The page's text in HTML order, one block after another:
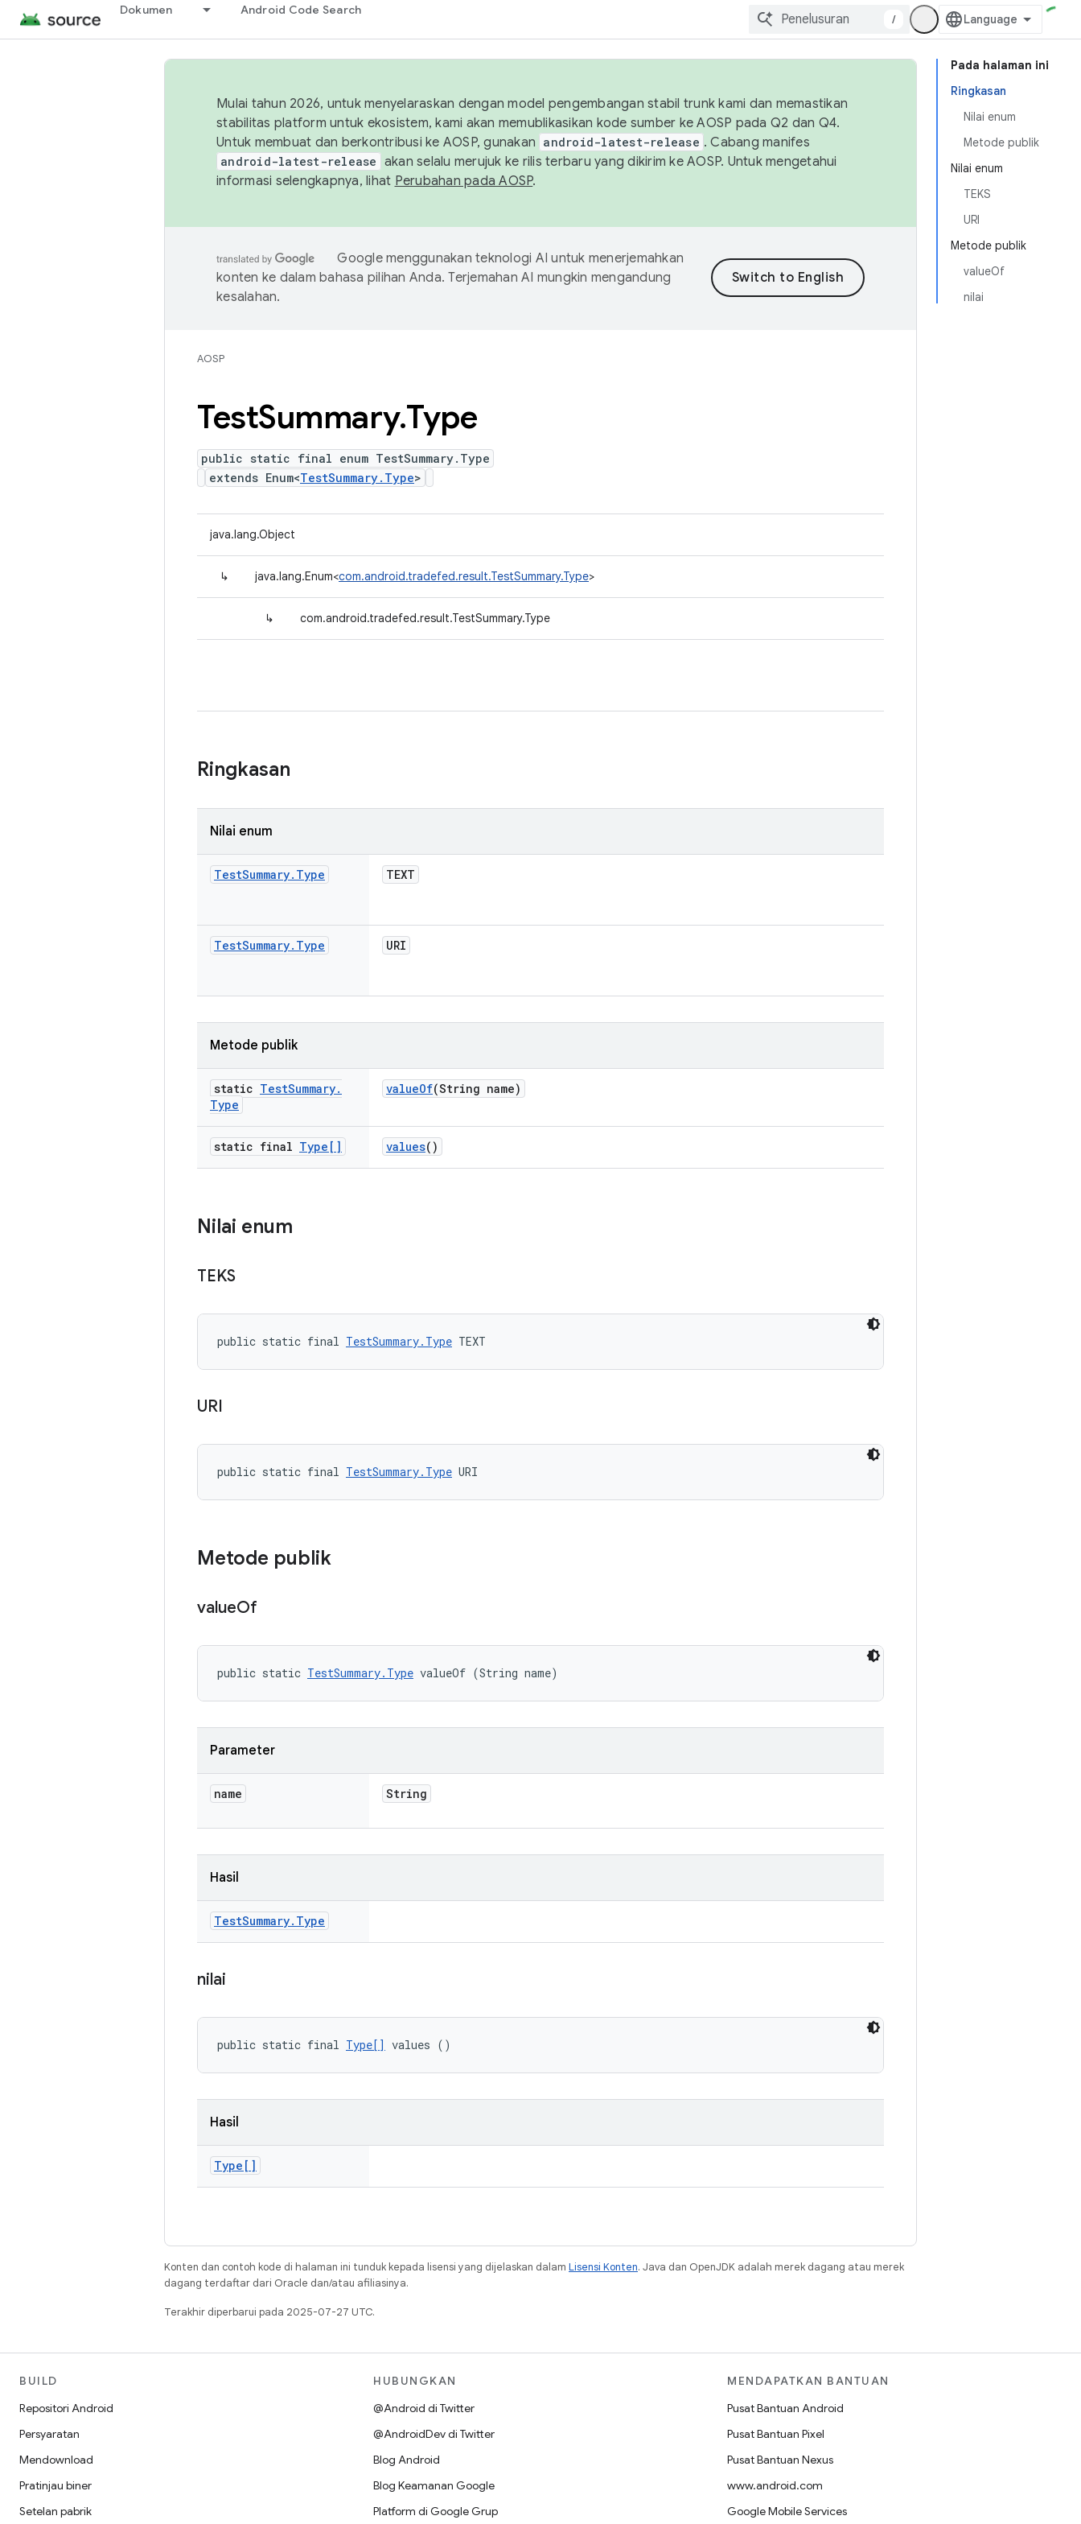
Dokumen Android Code Search
/
Pada halaman ini
Ringkasan
Nilai enum
Metode publik
Nilai enum
TEKS
URI
Metode publik
valueOf
nilai
Mulai tahun 2026, untuk menyelaraskan dengan model pengembangan stabil trunk kami dan memastikan
stabilitas platform untuk ekosistem, kami akan memublikasikan kode sumber ke AOSP pada Q2 dan Q4.
Untuk membuat dan berkontribusi ke AOSP, gunakan android-latest-release . Cabang manifes
android-latest-release akan selalu merujuk ke rilis terbaru yang dikirim ke AOSP. Untuk mengetahui
informasi selengkapnya, lihat Perubahan pada AOSP.
Google menggunakan teknologi AI untuk menerjemahkan
konten ke dalam bahasa pilihan Anda. Terjemahan AI mungkin mengandung
kesalahan.
AOSP
TestSummary.Type
public static final enum TestSummary.Type
extends Enum<TestSummary.Type>
java.lang.Object
↳ java.lang.Enum<com.android.tradefed.result.TestSummary.Type>
↳ com.android.tradefed.result.TestSummary.Type
Ringkasan
Nilai enum
TestSummary. Type TEXT
TestSummary. Type URI
Metode publik
static TestSummary.
Type
valueOf(String name)
static final Type[] values()
Nilai enum
TEKS
public static final TestSummary.Type TEXT
URI
public static final TestSummary.Type URI
Metode publik
valueOf
public static TestSummary.Type valueOf (String name)
Parameter
name String
Hasil
TestSummary. Type
nilai
public static final Type[] values ()
Hasil
Type[]
Konten dan contoh kode di halaman ini tunduk kepada lisensi yang dijelaskan dalam Lisensi Konten. Java dan OpenJDK adalah merek dagang atau merek
dagang terdaftar dari Oracle dan/atau afiliasinya.
Terakhir diperbarui pada 2025-07-27 UTC.
BUILD
Repositori Android
Persyaratan
Mendownload
Pratinjau biner
Setelan pabrik
HUBUNGKAN
@Android di Twitter
@AndroidDev di Twitter
Blog Android
Blog Keamanan Google
Platform di Google Grup
MENDAPATKAN BANTUAN
Pusat Bantuan Android
Pusat Bantuan Pixel
Pusat Bantuan Nexus
www.android.com
Google Mobile Services